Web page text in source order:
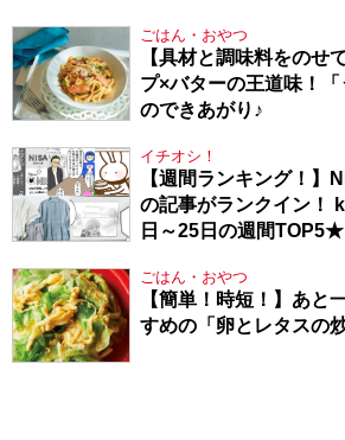
ごはん・おやつ
【具材と調味料をのせ
プ×バターの王道味！「
のできあがり♪
イチオシ！
【週間ランキング！】
の記事がランクイン！
日～25日の週間TOP5★
ごはん・おやつ
【簡単！時短！】あと
すめの「卵とレタスの